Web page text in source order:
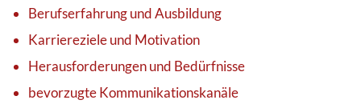
Berufserfahrung und Ausbildung
Karriereziele und Motivation
Herausforderungen und Bedürfnisse
bevorzugte Kommunikationskanäle